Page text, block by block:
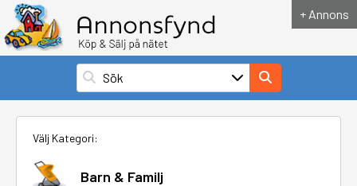
+ Annons
Välj Kategori:
Barn & Familj